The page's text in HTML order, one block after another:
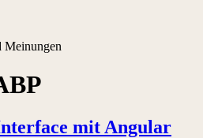
Meinungen
mit Angular